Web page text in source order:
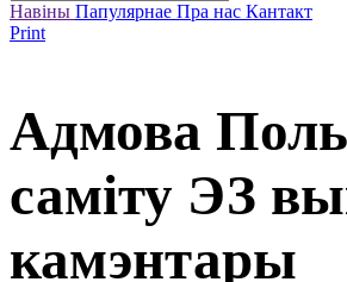
Навіны Папулярнае Пра нас Кантакт
Print
Адмова
саміту ЭЗ
камэнтары